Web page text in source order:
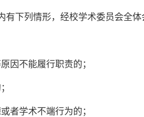
有下列情形，经校学术委员会全
因不能履行职责的；
者学术不端行为的；